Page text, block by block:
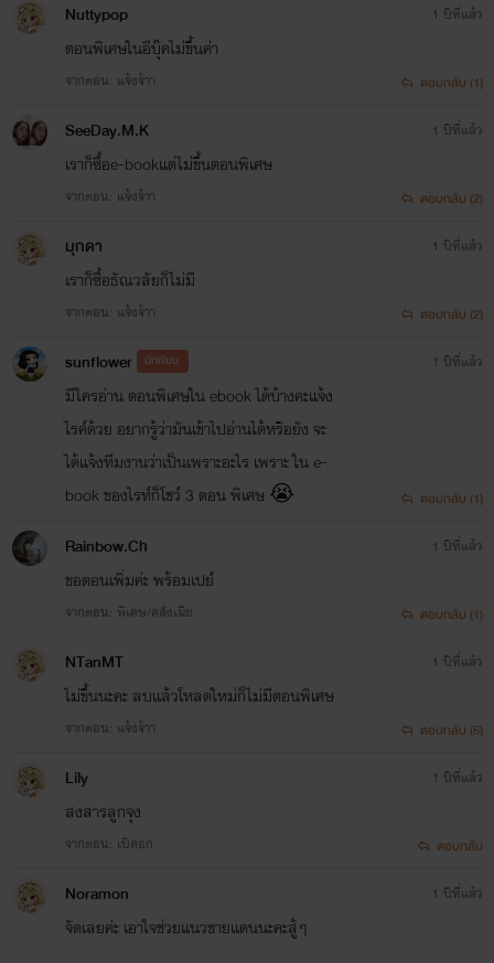
Nuttypop
ตอนพิเศษในอีบุ๊คไม่ขึ้นค่า
จากตอน: แจ้งจ้าา
1 ปีที่แล้ว
ตอบกลับ (1)
SeeDay.M.K
เราก็ซื้อe-bookแต่ไม่ขึ้นตอนพิเศษ
จากตอน: แจ้งจ้าา
1 ปีที่แล้ว
ตอบกลับ (2)
มุกดา
เราก็ซื้อธัณวลัยก็ไม่มี
จากตอน: แจ้งจ้าา
1 ปีที่แล้ว
ตอบกลับ (2)
sunflower นักเขียน
มีใครอ่าน ตอนพิเศษใน ebook ได้บ้างคะแจ้ง
ไรค์ด้วย อยากรู้ว่ามันเข้าไปอ่านได้หรือยัง จะ
ได้แจ้งทีมงานว่าเป็นเพราะอะไร เพราะ ใน e-
book ของไรท์ก็โชว์ 3 ตอน พิเศษ 😭
1 ปีที่แล้ว
ตอบกลับ (1)
Rainbow.Ch
ขอตอนเพิ่มค่ะ พร้อมเปย์
จากตอน: พิเศษ/คลั่งเมีย
1 ปีที่แล้ว
ตอบกลับ (1)
NTanMT
ไม่ขึ้นนะคะ ลบแล้วโหลดใหม่ก็ไม่มีตอนพิเศษ
จากตอน: แจ้งจ้าา
1 ปีที่แล้ว
ตอบกลับ (5)
Lily
สงสารลูกจุง
จากตอน: เปิดอก
1 ปีที่แล้ว
ตอบกลับ
Noramon
จัดเลยค่ะ เอาใจช่วยแนวชายแดนนะคะสู้ๆ
1 ปีที่แล้ว